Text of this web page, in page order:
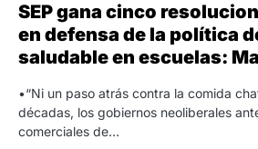
SEP gana cinco
en defensa de la política
saludable en escuelas:
•“Ni un paso atrás contra la comida
décadas, los gobiernos neoliberales
comerciales de…